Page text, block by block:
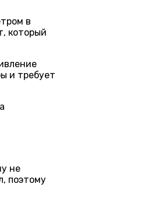
в
который
и требует
не
поэтому